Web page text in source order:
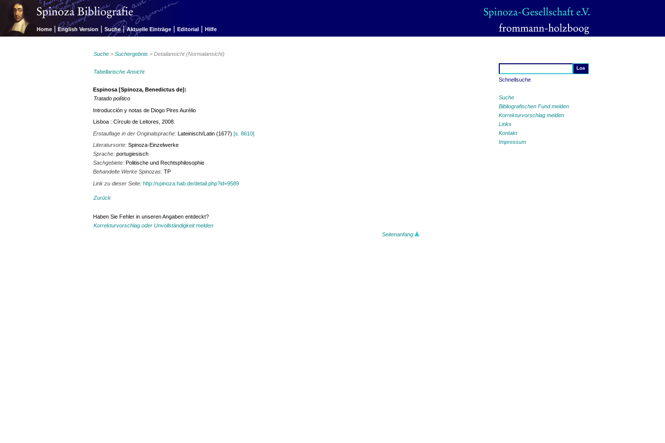
Home | English Version | Suche | Aktuelle Einträge | Editorial | Hilfe
Schnellsuche
Suche
Bibliografischen Fund melden
Korrekturvorschlag melden
Links
Kontakt
Impressum
Suche >Suchergebnis > Detailansicht (Normalansicht)
Tabellarische Ansicht
Espinosa [Spinoza, Benedictus de]:
Tratado político
Introducción y notas de Diogo Pires Aurélio
Lisboa : Círculo de Leitores, 2008.
Erstauflage in der Originalsprache:Lateinisch/Latin (1677)[s. 8610]
Literatursorte:Spinoza-Einzelwerke
Sprache:portugiesisch
Sachgebiete:Politische und Rechtsphilosophie
Behandelte Werke Spinozas:TP
Link zu dieser Seite:http://spinoza.hab.de/detail.php?id=9589
Zurück
Haben Sie Fehler in unseren Angaben entdeckt?
Korrekturvorschlag oder Unvollständigkeit melden
Seitenanfang